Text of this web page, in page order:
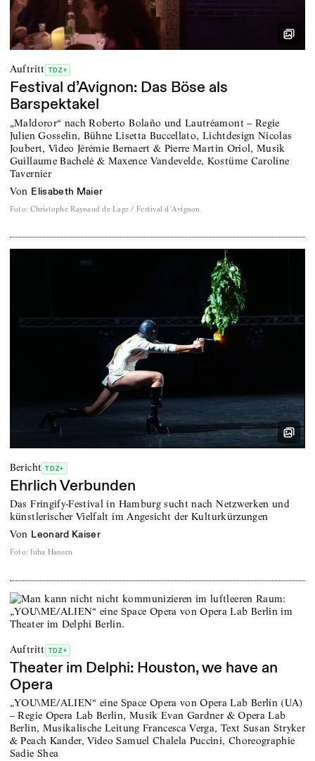
Auftritt TDZ+
Festival d’Avignon: Das Böse als
Barspektakel
„Maldoror“ nach Roberto Bolaño und Lautréamont – Regie
Julien Gosselin, Bühne Lisetta Buccellato, Lichtdesign Nicolas
Joubert, Video Jérémie Bernaert & Pierre Martin Oriol, Musik
Guillaume Bachelé & Maxence Vandevelde, Kostüme Caroline
Tavernier
von Elisabeth Maier
Foto: Christophe Raynaud de Lage / Festival d’Avignon
Bericht TDZ+
Ehrlich Verbunden
Das Fringify-Festival in Hamburg sucht nach Netzwerken und
künstlerischer Vielfalt im Angesicht der Kulturkürzungen
von Leonard Kaiser
Foto: Juha Hansen
Auftritt TDZ+
Theater im Delphi: Houston, we have an
Opera
„YOU\ME/ALIEN“ eine Space Opera von Opera Lab Berlin (UA)
– Regie Opera Lab Berlin, Musik Evan Gardner & Opera Lab
Berlin, Musikalische Leitung Francesca Verga, Text Susan Stryker
& Peach Kander, Video Samuel Chalela Puccini, Choreographie
Sadie Shea